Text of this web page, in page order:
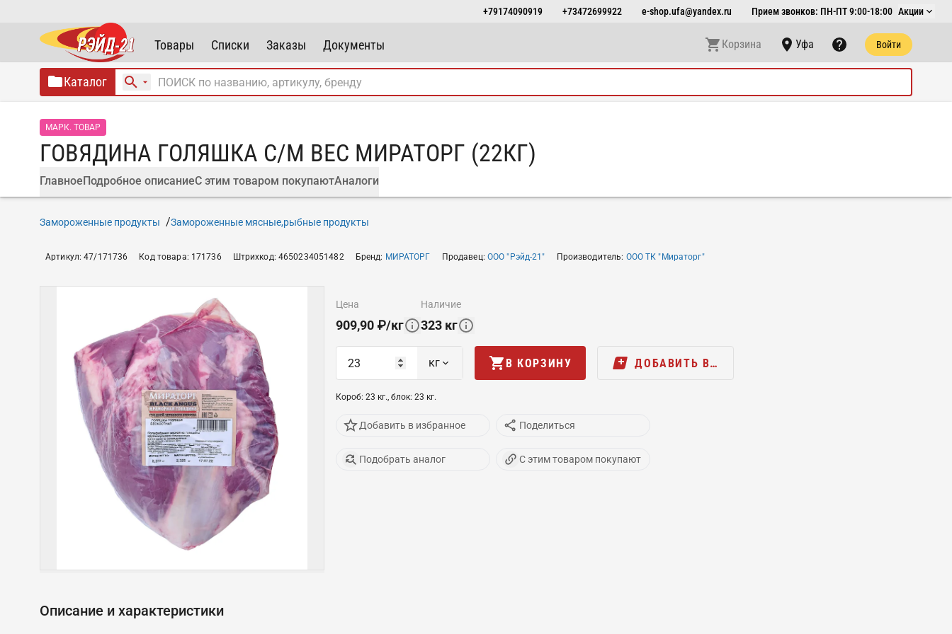
+79174090919 +73472699922 e-shop.ufa@yandex.ru Прием звонков: ПН-ПТ 9:00-18:00 Акции
Товары Списки Заказы Документы Корзина Уфа Войти
Каталог
МАРК. ТОВАР
ГОВЯДИНА ГОЛЯШКА С/М ВЕС МИРАТОРГ (22КГ)
ГлавноеПодробное описаниеС этим товаром покупаютАналоги
Замороженные продукты Замороженные мясные,рыбные продукты
Артикул:47/171736 Код товара: 171736 Штрихкод: 4650234051482 Бренд: МИРАТОРГ Продавец: ООО "Рэйд-21" Производитель: ООО ТК "Мираторг"
цена
909,90 ₽/кг
наличие
323 кг
кг В КОРЗИНУ ДОБАВИТЬ В…
Короб: 23 кг., блок: 23 кг.
Добавить в избранное Поделиться
Подобрать аналог С этим товаром покупают
Описание и характеристики